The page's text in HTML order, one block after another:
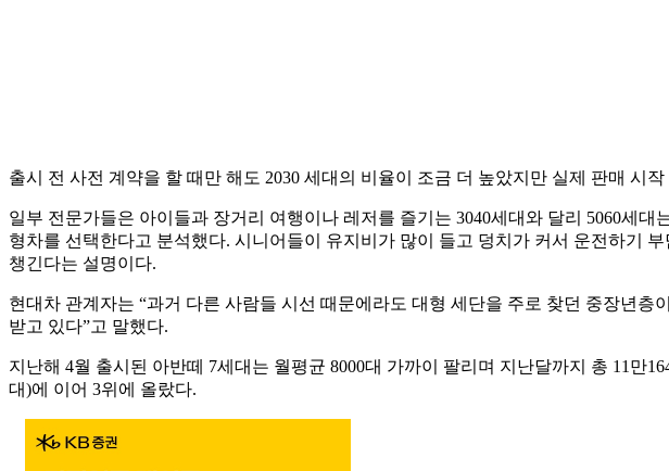
출시 전 사전 계약을 할 때만 해도 2030 세대의 비율이 조금 더 높았지만 실제 판매 시
일부 전문가들은 아이들과 장거리 여행이나 레저를 즐기는 3040세대와 달리 5060세
형차를 선택한다고 분석했다. 시니어들이 유지비가 많이 들고 덩치가 커서 운전하기
챙긴다는 설명이다.
현대차 관계자는 “과거 다른 사람들 시선 때문에라도 대형 세단을 주로 찾던 중장년
받고 있다”고 말했다.
지난해 4월 출시된 아반떼 7세대는 월평균 8000대 가까이 팔리며 지난달까지 총 11만
대)에 이어 3위에 올랐다.